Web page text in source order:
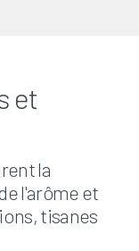
et
la
l'arôme et
tisanes